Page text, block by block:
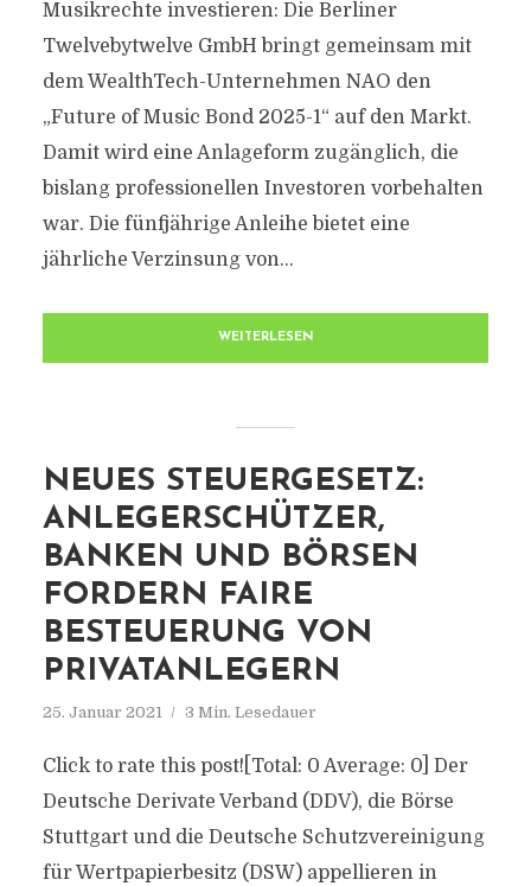
Musikrechte investieren: Die Berliner
Twelvebytwelve GmbH bringt gemeinsam mit
dem WealthTech-Unternehmen NAO den
„Future of Music Bond 2025-1“ auf den Markt.
Damit wird eine Anlageform zugänglich, die
bislang professionellen Investoren vorbehalten
war. Die fünfjährige Anleihe bietet eine
jährliche Verzinsung von...
WEITERLESEN
NEUES STEUERGESETZ:
ANLEGERSCHÜTZER,
BANKEN UND BÖRSEN
FORDERN FAIRE
BESTEUERUNG VON
PRIVATANLEGERN
25. Januar 2021 3 Min. Lesedauer
Click to rate this post![Total: 0 Average: 0] Der
Deutsche Derivate Verband (DDV), die Börse
Stuttgart und die Deutsche Schutzvereinigung
für Wertpapierbesitz (DSW) appellieren in